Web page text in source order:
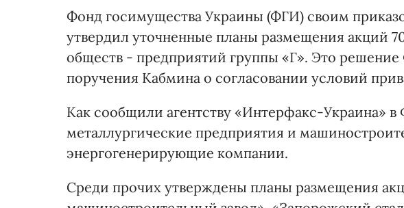
Фонд госимущества Украины (ФГИ) своим
утвердил уточненные планы размещения акций
обществ - предприятий группы «Г». Это
поручения Кабмина о согласовании условий
Как сообщили агентству «Интерфакс-Украина»
металлургические предприятия и
энергогенерирующие компании.
Среди прочих утверждены планы размещения